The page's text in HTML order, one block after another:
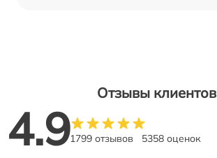
Отзывы клиентов
4.91799 отзывов 5358 оценок